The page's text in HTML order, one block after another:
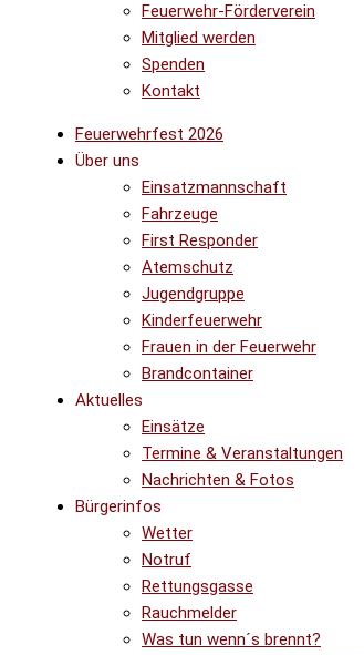
Feuerwehr-Förderverein
Mitglied werden
Spenden
Kontakt
Feuerwehrfest 2026
Über uns
Einsatzmannschaft
Fahrzeuge
First Responder
Atemschutz
Jugendgruppe
Kinderfeuerwehr
Frauen in der Feuerwehr
Brandcontainer
Aktuelles
Einsätze
Termine & Veranstaltungen
Nachrichten & Fotos
Bürgerinfos
Wetter
Notruf
Rettungsgasse
Rauchmelder
Was tun wenn´s brennt?